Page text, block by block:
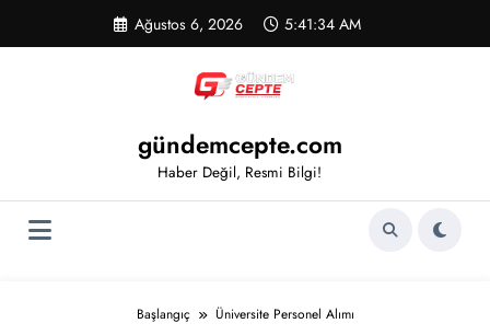
Ağustos 6, 2026 5:41:34 AM
gündemcepte.com
Haber Değil, Resmi Bilgi!
Başlangıç Üniversite Personel Alımı